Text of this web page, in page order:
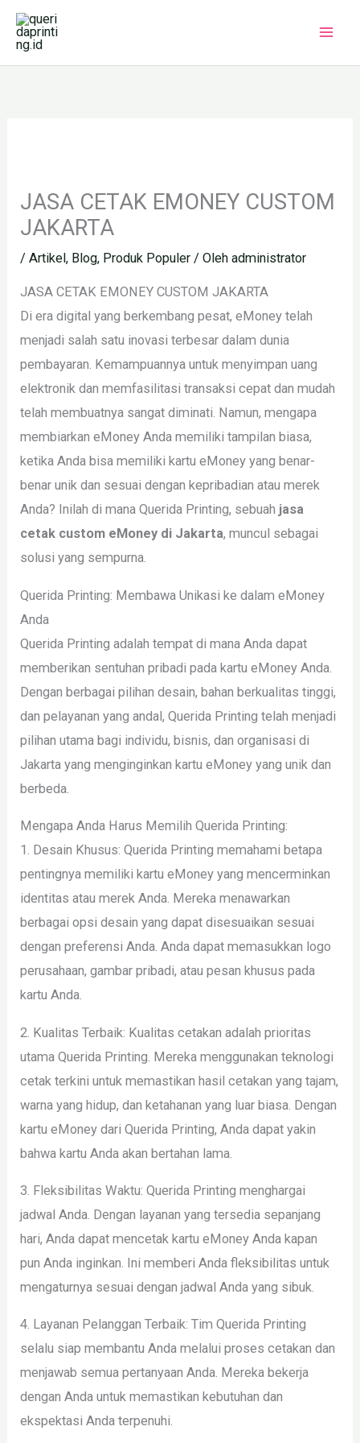
Lewati
JASA CETAK EMONEY CUSTOM
JAKARTA
/Artikel, Blog, Produk Populer / Olehadministrator
JASA CETAK EMONEY CUSTOM JAKARTA
Di era digital yang berkembang pesat, eMoney telah
menjadi salah satu inovasi terbesar dalam dunia
pembayaran. Kemampuannya untuk menyimpan uang
elektronik dan memfasilitasi transaksi cepat dan mudah
telah membuatnya sangat diminati. Namun, mengapa
membiarkan eMoney Anda memiliki tampilan biasa,
ketika Anda bisa memiliki kartu eMoney yang benar-
benar unik dan sesuai dengan kepribadian atau merek
Anda? Inilah di mana Querida Printing, sebuah jasa
cetak custom eMoney di Jakarta, muncul sebagai
solusi yang sempurna.
Querida Printing: Membawa Unikasi ke dalam eMoney
Anda
Querida Printing adalah tempat di mana Anda dapat
memberikan sentuhan pribadi pada kartu eMoney Anda.
Dengan berbagai pilihan desain, bahan berkualitas tinggi,
dan pelayanan yang andal, Querida Printing telah menjadi
pilihan utama bagi individu, bisnis, dan organisasi di
Jakarta yang menginginkan kartu eMoney yang unik dan
berbeda.
Mengapa Anda Harus Memilih Querida Printing:
1. Desain Khusus: Querida Printing memahami betapa
pentingnya memiliki kartu eMoney yang mencerminkan
identitas atau merek Anda. Mereka menawarkan
berbagai opsi desain yang dapat disesuaikan sesuai
dengan preferensi Anda. Anda dapat memasukkan logo
perusahaan, gambar pribadi, atau pesan khusus pada
kartu Anda.
2. Kualitas Terbaik: Kualitas cetakan adalah prioritas
utama Querida Printing. Mereka menggunakan teknologi
cetak terkini untuk memastikan hasil cetakan yang tajam,
warna yang hidup, dan ketahanan yang luar biasa. Dengan
kartu eMoney dari Querida Printing, Anda dapat yakin
bahwa kartu Anda akan bertahan lama.
3. Fleksibilitas Waktu: Querida Printing menghargai
jadwal Anda. Dengan layanan yang tersedia sepanjang
hari, Anda dapat mencetak kartu eMoney Anda kapan
pun Anda inginkan. Ini memberi Anda fleksibilitas untuk
mengaturnya sesuai dengan jadwal Anda yang sibuk.
4. Layanan Pelanggan Terbaik: Tim Querida Printing
selalu siap membantu Anda melalui proses cetakan dan
menjawab semua pertanyaan Anda. Mereka bekerja
dengan Anda untuk memastikan kebutuhan dan
ekspektasi Anda terpenuhi.